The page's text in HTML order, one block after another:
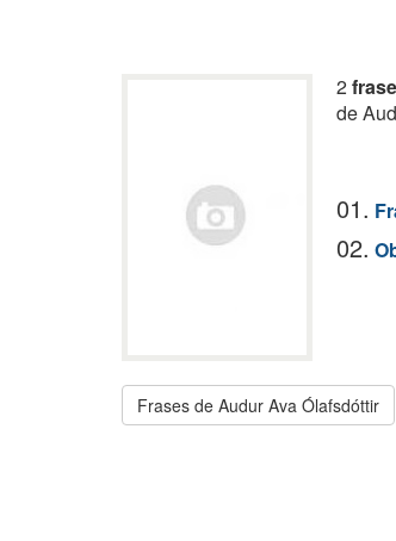
2
de
01.
02.
Frases de Audur Ava Ólafsdóttir